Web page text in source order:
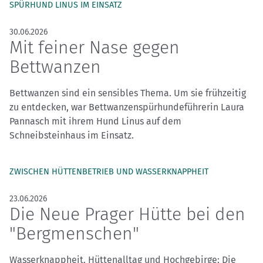
SPÜRHUND LINUS IM EINSATZ
30.06.2026
Mit feiner Nase gegen
Bettwanzen
Bettwanzen sind ein sensibles Thema. Um sie frühzeitig
zu entdecken, war Bettwanzenspürhundeführerin Laura
Pannasch mit ihrem Hund Linus auf dem
Schneibsteinhaus im Einsatz.
ZWISCHEN HÜTTENBETRIEB UND WASSERKNAPPHEIT
23.06.2026
Die Neue Prager Hütte bei den
"Bergmenschen"
Wasserknappheit, Hüttenalltag und Hochgebirge: Die